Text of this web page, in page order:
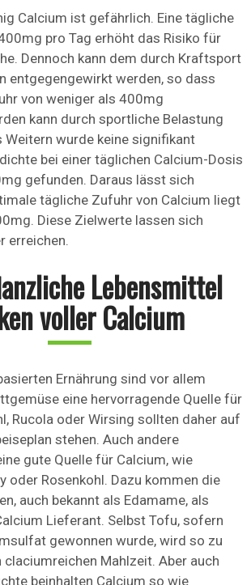
Calcium ist gefährlich. Eine tägliche
pro Tag erhöht das Risiko für
Dennoch kann dem durch Kraftsport
entgegengewirkt werden, so dass
von weniger als 400mg
kann durch sportliche Belastung
Weitern wurde keine signifikant
bei einer täglichen Calcium-Dosis
gefunden. Daraus lässt sich
tägliche Zufuhr von Calcium liegt
Diese Zielwerte lassen sich
erreichen.
Lebensmittel
voller Calcium
Ernährung sind vor allem
eine hervorragende Quelle für
Rucola oder Wirsing sollten daher auf
stehen. Auch andere
gute Quelle für Calcium, wie
oder Rosenkohl. Dazu kommen die
auch bekannt als Edamame, als
Lieferant. Selbst Tofu, sofern
gewonnen wurde, wird so zu
Mahlzeit. Aber auch
beinhalten Calcium so wie